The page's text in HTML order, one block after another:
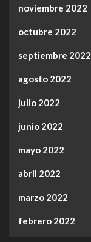
noviembre 2022
octubre 2022
septiembre 2022
agosto 2022
julio 2022
junio 2022
mayo 2022
abril 2022
marzo 2022
febrero 2022